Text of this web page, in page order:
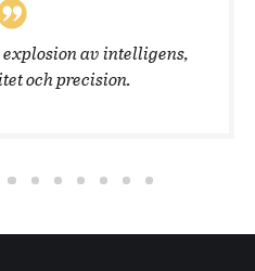
av intelligens,
och precision.